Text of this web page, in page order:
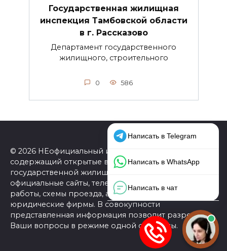
Государственная жилищная
инспекция Тамбовской области
в г. Рассказово
Департамент государственного
жилищного, строительного
0 586
© 2026 НЕофициальный информационный сайт,
содержащий открытые выверенные данные о
государственной жилищной инспекции (ГЖИ):
официальные сайты, телефоны, адреса, графики
работы, схемы проезда, а также ссылки на
юридические фирмы. В совокупности
представленная информация позволит разрешить
Ваши вопросы в режиме одной страницы.